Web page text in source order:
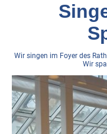
Wir singen im Foyer des
Wir